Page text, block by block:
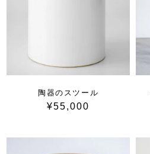
陶器のスツール
¥55,000